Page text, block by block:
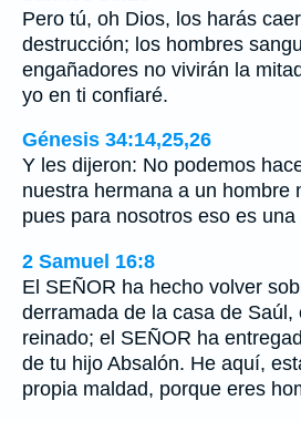
Pero tú, oh Dios, los harás
destrucción; los hombres
engañadores no vivirán la
yo en ti confiaré.
Génesis 34:14,25,26
Y les dijeron: No podemos
nuestra hermana a un hombre
pues para nosotros eso es
2 Samuel 16:8
El SEÑOR ha hecho volver
derramada de la casa de Saúl,
reinado; el SEÑOR ha
de tu hijo Absalón. He aquí,
propia maldad, porque eres